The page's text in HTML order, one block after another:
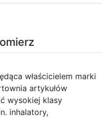
właścicielem marki
artykułów
wysokiej klasy
inhalatory,